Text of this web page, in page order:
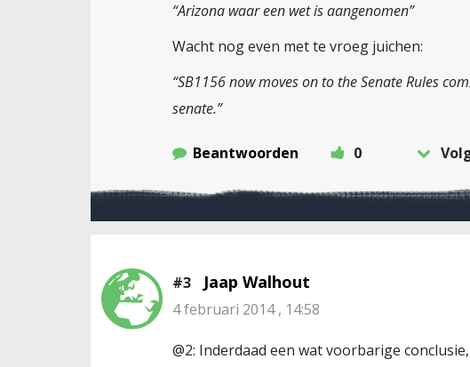
“Arizona waar een wet is aangenomen”
Wacht nog even met te vroeg juichen:
“SB1156 now moves on to the Senate Rules
senate.”
Beantwoorden 0
#3 Jaap Walhout
4 februari 2014 , 14:58
@2: Inderdaad een wat voorbarige